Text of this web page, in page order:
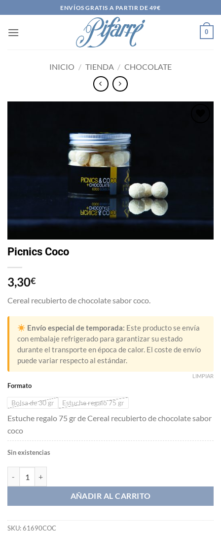
al
contenido
ENVÍOS GRATIS A PARTIR DE 49€
0
INICIO / TIENDA / CHOCOLATE
Picnics Coco
3,30€
Cereal recubierto de chocolate sabor coco.
Envío especial de temporada: Este producto se envía
con embalaje refrigerado para garantizar su estado
durante el transporte en época de calor. El coste de envío
puede variar respecto al estándar.
Formato
Bolsa de 30 gr Estuche regalo 75 gr
LIMPIAR
Estuche regalo 75 gr de Cereal recubierto de chocolate sabor
coco
Sin existencias
AÑADIR AL CARRITO
SKU:61690COC